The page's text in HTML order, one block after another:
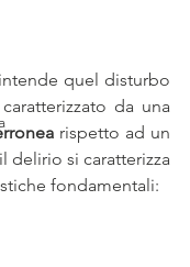
quel disturbo
rispetto ad un
delirio si caratterizza
fondamentali: